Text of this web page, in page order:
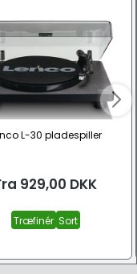
L-30 pladespiller
929,00 DKK
Træfinér Sort